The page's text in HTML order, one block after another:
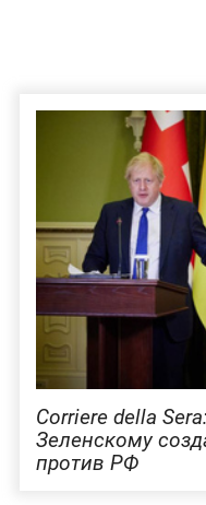
Corriere della
Зеленскому
против РФ